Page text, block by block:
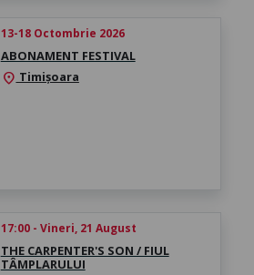
13-18 Octombrie 2026
ABONAMENT FESTIVAL
location_on Timișoara
17:00 - Vineri, 21 August
THE CARPENTER'S SON / FIUL
TÂMPLARULUI